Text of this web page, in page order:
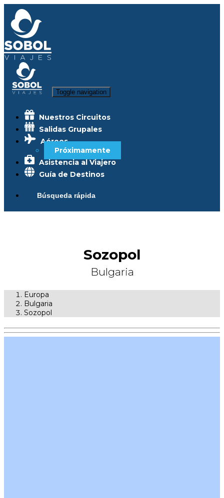
Toggle navigation
Nuestros Circuitos
Salidas Grupales
Aéreos
Próximamente
Asistencia al Viajero
Guía de Destinos
Búsqueda rápida
Sozopol
Bulgaria
Europa
Bulgaria
Sozopol